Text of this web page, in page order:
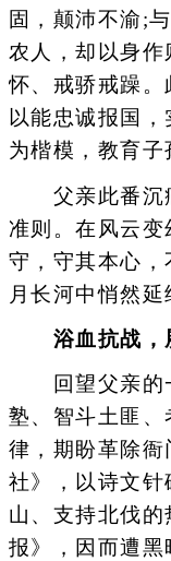
固，颠沛不渝;
农人，却以身
怀、戒骄戒躁
以能忠诚报国
为楷模，教育
父亲此番沉痛
准则。在风云
守，守其本心
月长河中悄然延
浴血抗战，
回望父亲的一
塾、智斗土匪
律，期盼革除
社》，以诗文
山、支持北伐
报》，因而遭黑